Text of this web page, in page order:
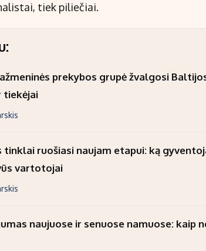
tiek piliečiai.
prekybos grupė žvalgosi
tiekėjai
ruošiasi naujam etapui: ką
vartotojai
naujuose ir senuose namuose: kaip